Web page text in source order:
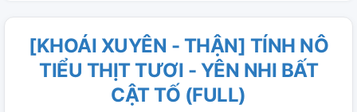
[KHOÁI XUYÊN - THẬN] TÍNH NÔ
TIỂU THỊT TƯƠI - YÊN NHI BẤT
CẬT TỐ (FULL)